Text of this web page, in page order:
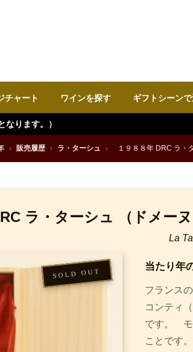
チャート ワインを探す ギフトシーン
› 販売履歴 › ラ・ターシュ › １９８８年 DRC ラ・
ラ・ターシュ （ドメー
La
当たり年
フランス
コンティ
です。 モ
ことです